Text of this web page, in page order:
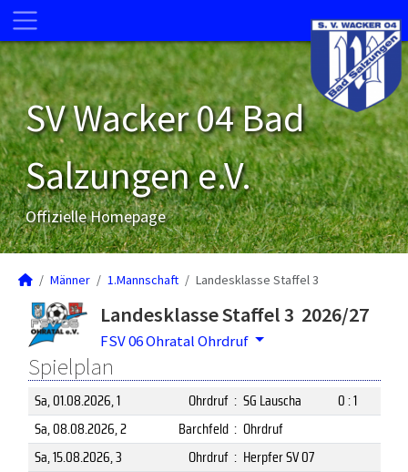
SV Wacker 04 Bad
Salzungen e.V.
Offizielle Homepage
Männer 1.Mannschaft Landesklasse Staffel 3
Landesklasse Staffel 3 2026/27
FSV 06 Ohratal Ohrdruf
Spielplan
Sa, 01.08.2026, 1 Ohrdruf : SG Lauscha
0 : 1
Sa, 08.08.2026, 2 Barchfeld : Ohrdruf
Sa, 15.08.2026, 3 Ohrdruf : Herpfer SV 07